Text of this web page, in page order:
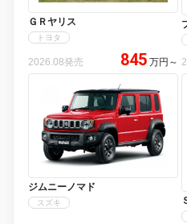
ＧＲヤリス
トヨタ
2026.08発売 845 万円 ～
ジムニーノマド
スズキ